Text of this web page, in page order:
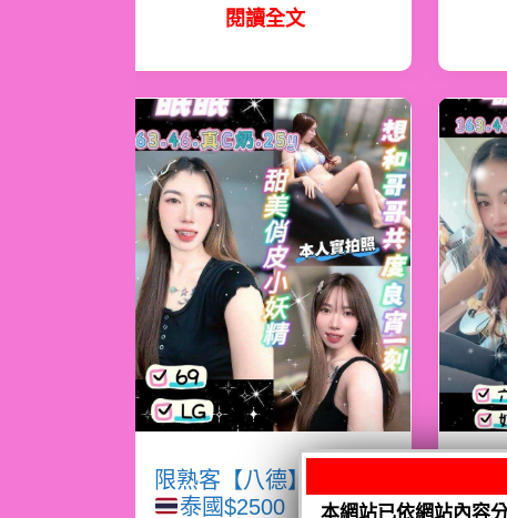
閱讀全文
限熟客【八德】眠眠
泰國$2500（騷）本網站已依網站內容